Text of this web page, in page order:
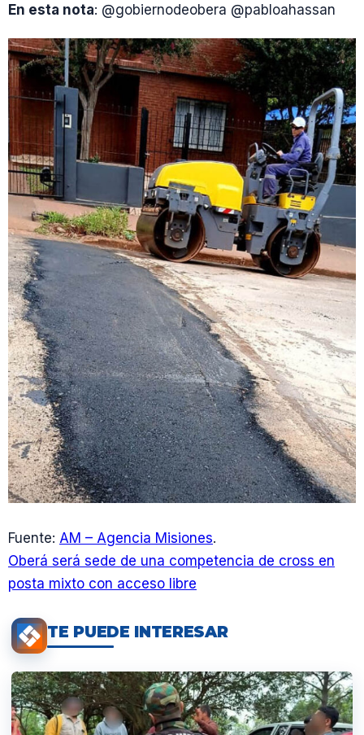
En esta nota: @gobiernodeobera @pabloahassan
Fuente: AM – Agencia Misiones.
Oberá será sede de una competencia de cross en
posta mixto con acceso libre
TE PUEDE INTERESAR